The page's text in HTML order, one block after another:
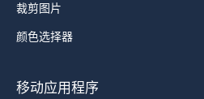
裁剪图片
颜色选择器
移动应用程序